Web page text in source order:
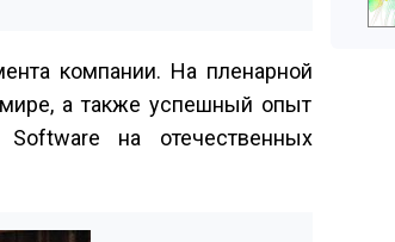
компании. На пленарной
а также успешный опыт
на отечественных